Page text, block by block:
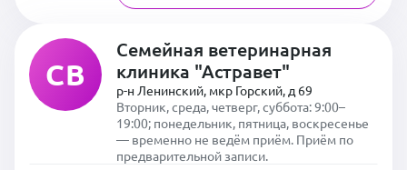
СВ
Семейная ветеринарная
клиника "Астравет"
р-н Ленинский, мкр Горский, д 69
Вторник, среда, четверг, суббота: 9:00–
19:00; понедельник, пятница, воскресенье
— временно не ведём приём. Приём по
предварительной записи.